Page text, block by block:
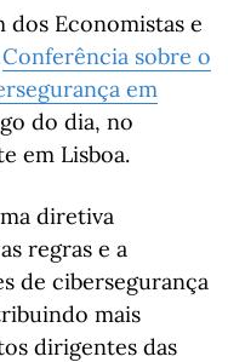
Economistas e
Conferência sobre o
em
do dia, no
em Lisboa.
diretiva
regras e a
de cibersegurança
mais
dirigentes das